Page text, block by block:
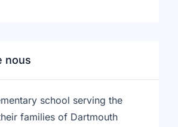
nous
school serving the
families of Dartmouth